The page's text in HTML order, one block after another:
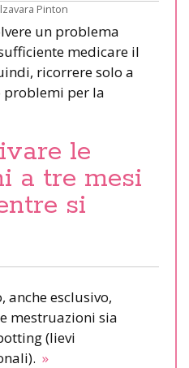
Pinton
un problema
medicare il
ricorrere solo a
problemi per la
le
a tre mesi
si
esclusivo,
mestruazioni sia
(lievi
»